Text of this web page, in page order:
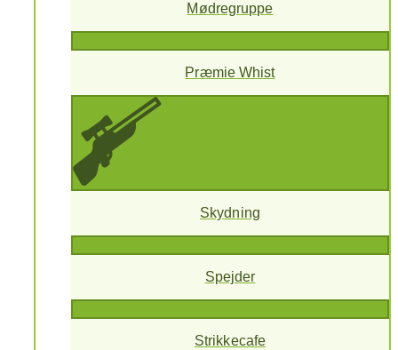
Mødregruppe
Præmie Whist
Skydning
Spejder
Strikkecafe